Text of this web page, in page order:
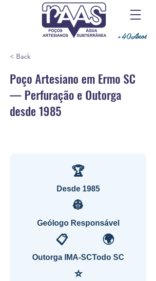
+40Anos
< Back
Poço Artesiano em Ermo SC
— Perfuração e Outorga
desde 1985
🏆
Desde 1985
👷
Geólogo Responsável
📋
Outorga IMA-SC
🌍
Todo SC
⭐